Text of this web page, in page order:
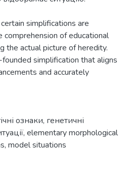
simplifications are
of educational
the actual picture of heredity.
simplification that aligns
and accurately
ознаки, генетичні
, elementary morphological
, model situations